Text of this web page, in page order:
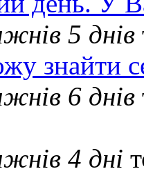
5 днів
знайти
6 днів
4 дні